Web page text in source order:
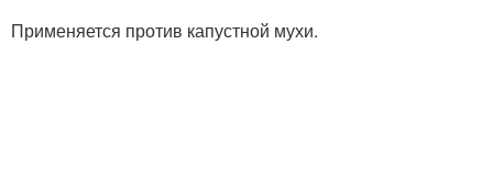
Применяется против капустной мухи.